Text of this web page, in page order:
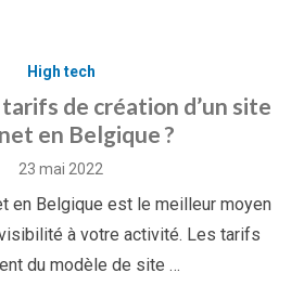
High tech
de création d’un site
en Belgique ?
Posted
23 mai 2022
en Belgique est le meilleur moyen
à votre activité. Les tarifs
du modèle de site …